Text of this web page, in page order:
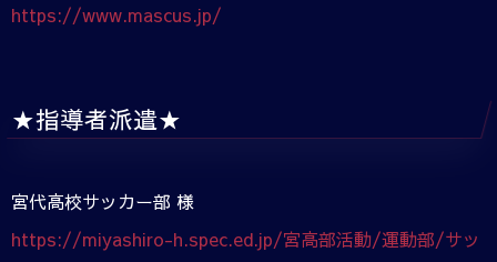
https://www.mascus.jp/
★指導者派遣★
宮代高校サッカー部 様
https://miyashiro-h.spec.ed.jp/宮高部活動/運動部/サッ